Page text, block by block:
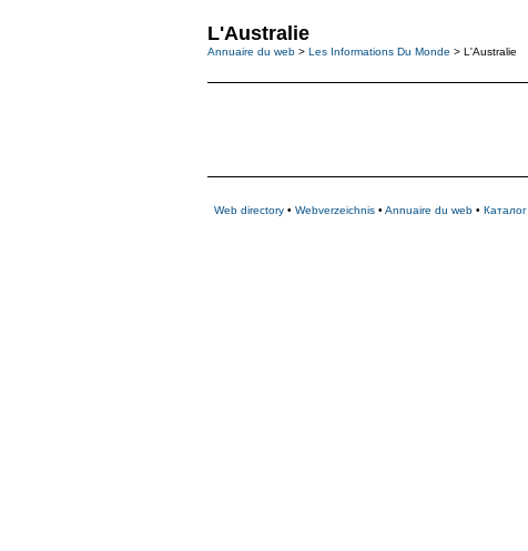
L'Australie
Annuaire du web > Les Informations Du Monde > L'Australie
Web directory • Webverzeichnis • Annuaire du web • Каталог